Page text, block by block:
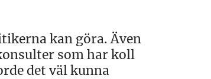
kan göra. Även
som har koll
det väl kunna